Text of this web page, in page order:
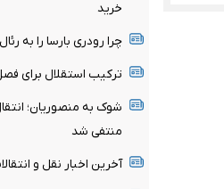
خرید
چرا رودری بارسا را به
ترکیب استقلال برای
شوک به منصوریان؛
منتفی شد
آخرین اخبار نقل و